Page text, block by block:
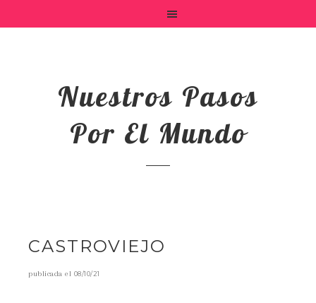
Nuestros Pasos
Por El Mundo
CASTROVIEJO
publicada el 08/10/21